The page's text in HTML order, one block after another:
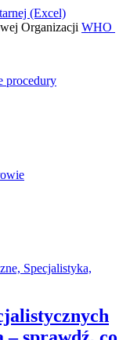
(Excel)
Organizacji WHO
procedury
Specjalistyka,